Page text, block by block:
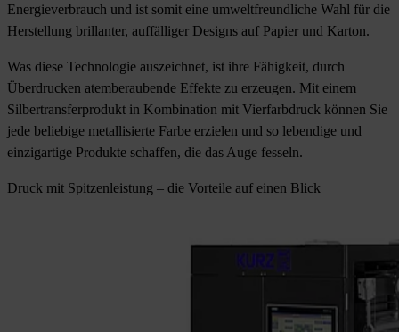
Energieverbrauch und ist somit eine umweltfreundliche Wahl für die
Herstellung brillanter, auffälliger Designs auf Papier und Karton.
Was diese Technologie auszeichnet, ist ihre Fähigkeit, durch
Überdrucken atemberaubende Effekte zu erzeugen. Mit einem
Silbertransferprodukt in Kombination mit Vierfarbdruck können Sie
jede beliebige metallisierte Farbe erzielen und so lebendige und
einzigartige Produkte schaffen, die das Auge fesseln.
Druck mit Spitzenleistung – die Vorteile auf einen Blick